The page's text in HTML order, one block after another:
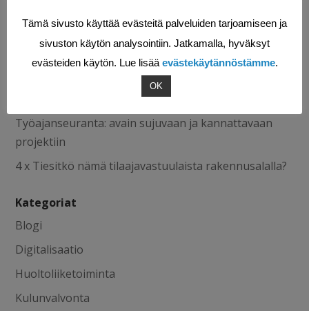
Viimeisimmät artikkelit
Miksi kannattaa käyttää Valttikorttia?
Miksi mobiili huollon toiminnanohjausjärjestelmä on
Työajanseuranta: avain sujuvaan ja kannattavaan
projektiin
4 x Tiesitkö nämä tilaajavastuulaista rakennusalalla?
Kategoriat
Blogi
Digitalisaatio
Huoltoliiketoiminta
Kulunvalvonta
Tämä sivusto käyttää evästeitä palveluiden tarjoamiseen ja
sivuston käytön analysointiin. Jatkamalla, hyväksyt
evästeiden käytön. Lue lisää evästekäytännöstämme.
OK